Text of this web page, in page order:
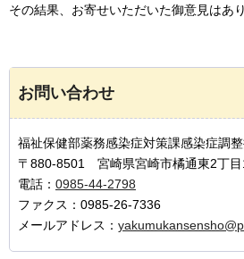
その結果、お寄せいただいた御意見はあ
お問い合わせ
福祉保健部薬務感染症対策課感染症調
〒880-8501 宮崎県宮崎市橘通東2丁
電話： 0985-44-2798
ファクス：0985-26-7336
メールアドレス：